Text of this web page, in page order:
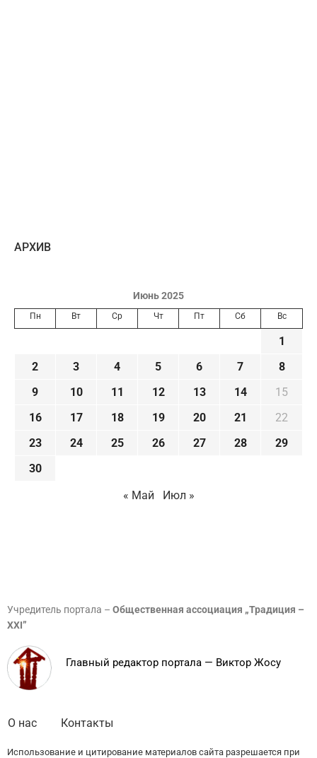
AРХИВ
Июнь 2025
Пн Вт Ср Чт Пт Сб Вс
1
2
3 4 5 6 7
8
9
10 11 12 13 14
15
16
17 18 19 20 21
22
23
24 25 26 27 28
29
30
« Май
Июл »
Учредитель портала – Общественная ассоциация „Традиция –
XXI”
Главный редактор портала — Виктор Жосу
О нас Контакты
Использование и цитирование материалов сайта разрешается при